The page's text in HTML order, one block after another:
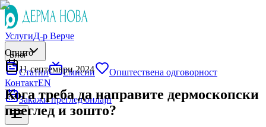
УслугиД-р Верче
Блог
Статии Емисии
Општествена одговорност
КонтактEN
Закажи преглед онлајн
Општо
11 септември 2024
Кога треба да направите дермоскопски
преглед и зошто?